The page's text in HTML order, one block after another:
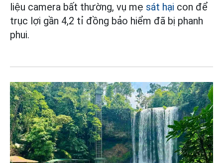
liệu camera bất thường, vụ mẹ sát hại con để
trục lợi gần 4,2 tỉ đồng bảo hiểm đã bị phanh
phui.